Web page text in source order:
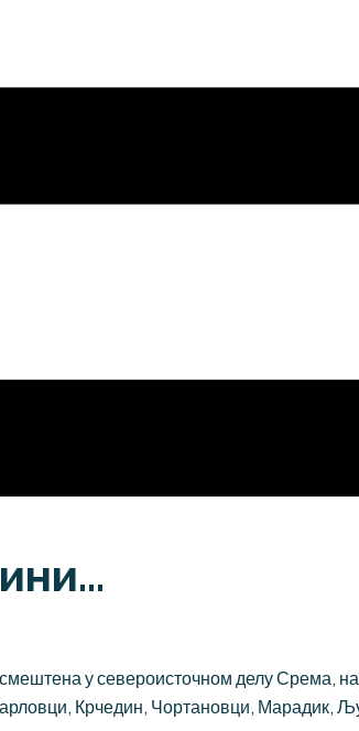
у североисточном делу Срема,
Крчедин, Чортановци, Марадик,